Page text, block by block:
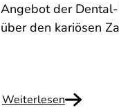
Angebot der
über den kariösen
Weiterlesen